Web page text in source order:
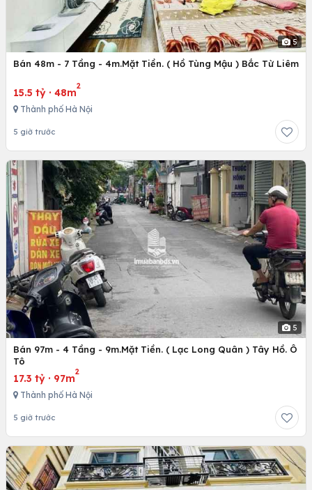
5
Bán 48m - 7 Tầng - 4m.Mặt Tiền. ( Hồ Tùng Mậu ) Bắc Từ Liêm
15.5 tỷ · 48m
2
Thành phố Hà Nội
5 giờ trước
5
Bán 97m - 4 Tầng - 9m.Mặt Tiền. ( Lạc Long Quân ) Tây Hồ. Ô
Tô
17.3 tỷ · 97m
2
Thành phố Hà Nội
5 giờ trước